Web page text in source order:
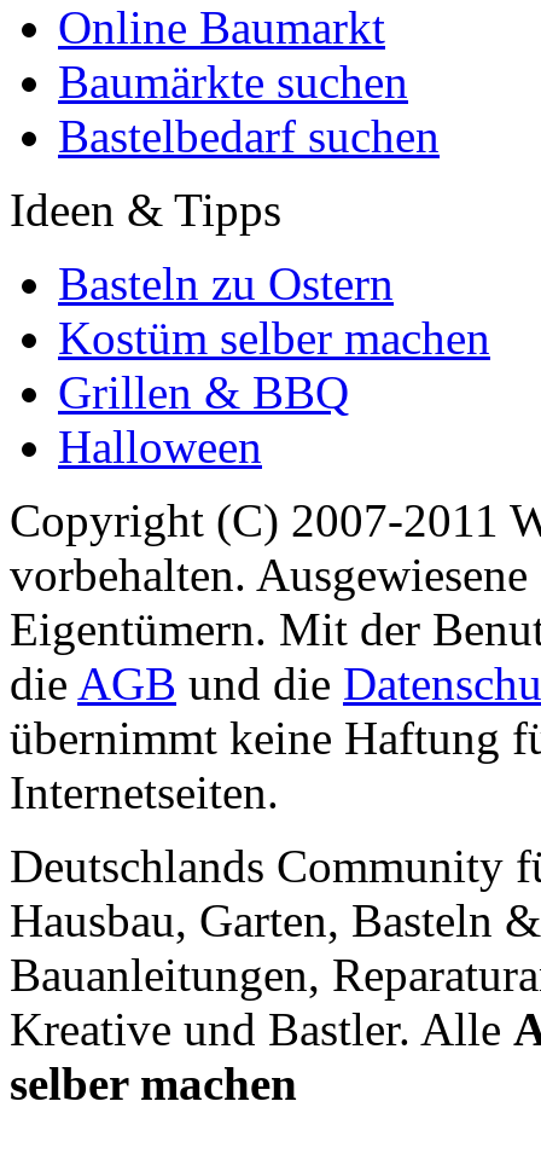
Online Baumarkt
Baumärkte suchen
Bastelbedarf suchen
Ideen & Tipps
Basteln zu Ostern
Kostüm selber machen
Grillen & BBQ
Halloween
Copyright (C) 2007-2011
vorbehalten.
Eigentümern. Mit der
die AGB und die
übernimmt keine Haftung
Internetseiten.
Deutschlands Community
Hausbau, Garten, Basteln
Bauanleitungen,
Kreative und Bastler. Alle
selber machen